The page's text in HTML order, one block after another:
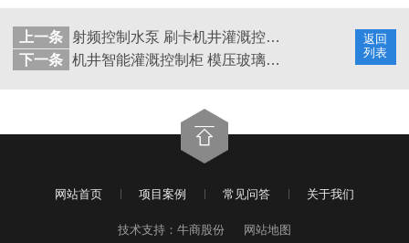
返回
列表
上一条
射频控制水泵 刷卡机井灌溉控制器厂家直供
下一条
机井智能灌溉控制柜 模压玻璃钢井房 钢制井房
网站首页 项目案例 常见问答 关于我们
技术支持：牛商股份
网站地图